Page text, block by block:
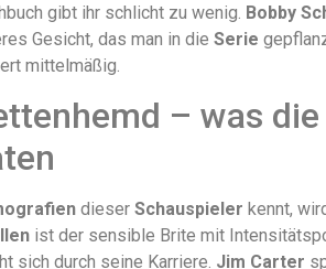
gibt ihr schlicht zu wenig. Bobby
Gesicht, das man in die Serie
mittelmäßig.
– was die
dieser Schauspieler kennt,
ist der sensible Brite mit
sich durch seine Karriere. Jim Carter